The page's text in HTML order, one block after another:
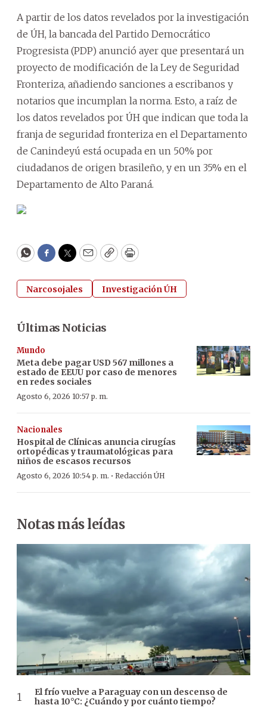
A partir de los datos revelados por la investigación
de ÚH, la bancada del Partido Democrático
Progresista (PDP) anunció ayer que presentará un
proyecto de modificación de la Ley de Seguridad
Fronteriza, añadiendo sanciones a escribanos y
notarios que incumplan la norma. Esto, a raíz de
los datos revelados por ÚH que indican que toda la
franja de seguridad fronteriza en el Departamento
de Canindeyú está ocupada en un 50% por
ciudadanos de origen brasileño, y en un 35% en el
Departamento de Alto Paraná.
WhatsApp
Facebook
Twitter
EmailCopyPrint
Narcosojales Investigación ÚH
Últimas Noticias
Mundo
Meta debe pagar USD 567 millones a
estado de EEUU por caso de menores
en redes sociales
Agosto 6, 2026 10:57 p. m.
Nacionales
Hospital de Clínicas anuncia cirugías
ortopédicas y traumatológicas para
niños de escasos recursos
Agosto 6, 2026 10:54 p. m. · Redacción ÚH
Notas más leídas
El frío vuelve a Paraguay con un descenso de
hasta 10°C: ¿Cuándo y por cuánto tiempo?